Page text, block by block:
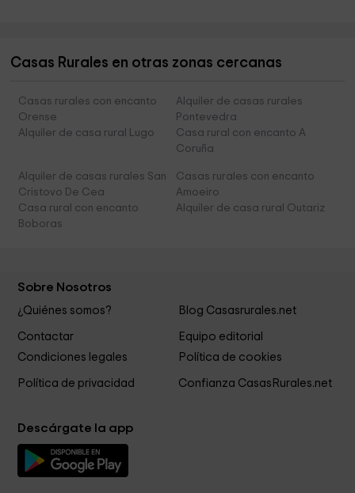
Casas Rurales en otras zonas cercanas
Casas rurales con encanto
Orense
Alquiler de casas rurales
Pontevedra
Alquiler de casa rural Lugo
Casa rural con encanto A
Coruña
Alquiler de casas rurales San
Cristovo De Cea
Casas rurales con encanto
Amoeiro
Casa rural con encanto
Boboras
Alquiler de casa rural Outariz
Sobre Nosotros
¿Quiénes somos? Blog Casasrurales.net
Contactar
Equipo editorial
Condiciones legales
Política de cookies
Política de privacidad Confianza CasasRurales.net
Descárgate la app